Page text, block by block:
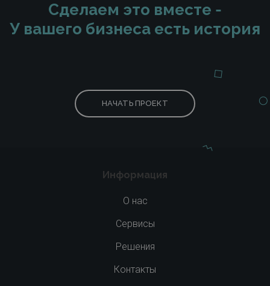
Сделаем это вместе -
У вашего бизнеса есть история
НАЧАТЬ ПРОЕКТ
Информация
О нас
Сервисы
Решения
Контакты